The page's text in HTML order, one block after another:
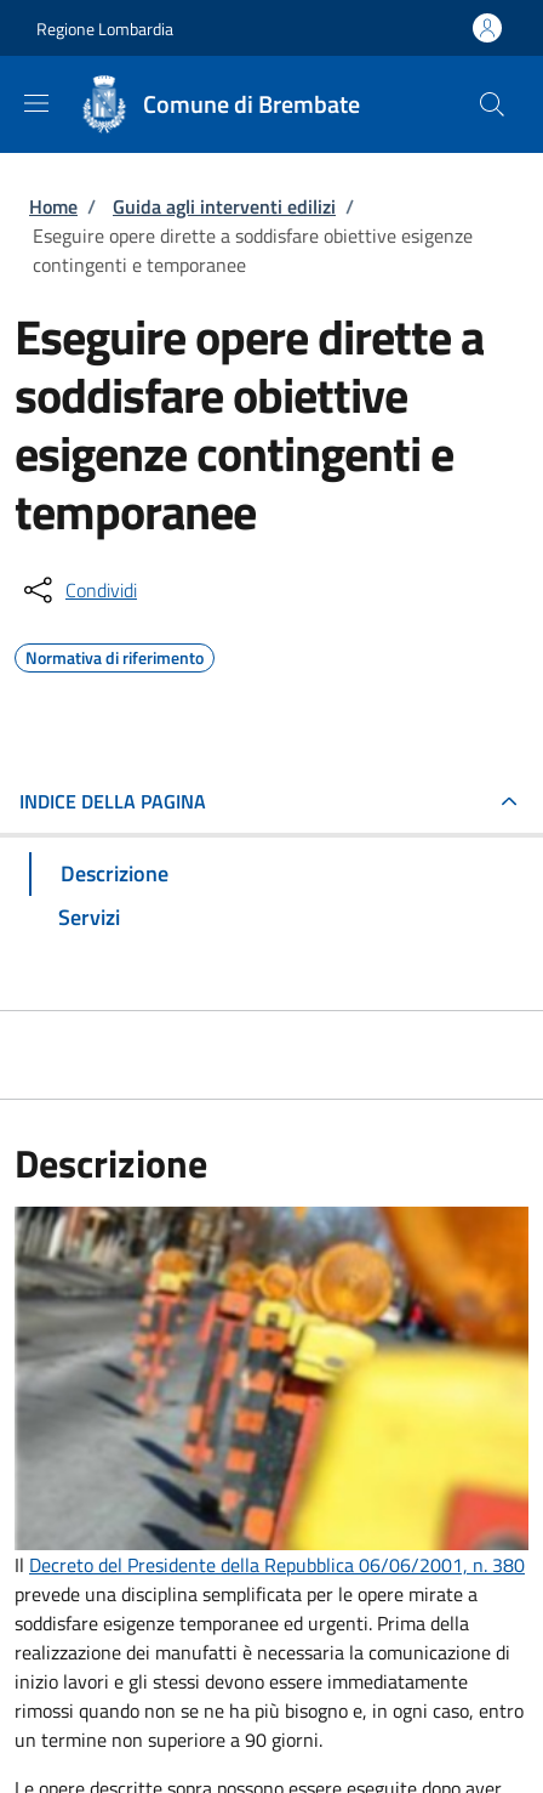
Regione Lombardia
Comune di Brembate
Briciole di pane
Home / Guida agli interventi edilizi /
Eseguire opere dirette a soddisfare obiettive esigenze
contingenti e temporanee
Eseguire opere dirette a
soddisfare obiettive
esigenze contingenti e
temporanee
Condividi
Normativa di riferimento
INDICE DELLA PAGINA
Descrizione
Servizi
Descrizione
Il Decreto del Presidente della Repubblica 06/06/2001, n. 380
prevede una disciplina semplificata per le opere mirate a
soddisfare esigenze temporanee ed urgenti. Prima della
realizzazione dei manufatti è necessaria la comunicazione di
inizio lavori e gli stessi devono essere immediatamente
rimossi quando non se ne ha più bisogno e, in ogni caso, entro
un termine non superiore a 90 giorni.